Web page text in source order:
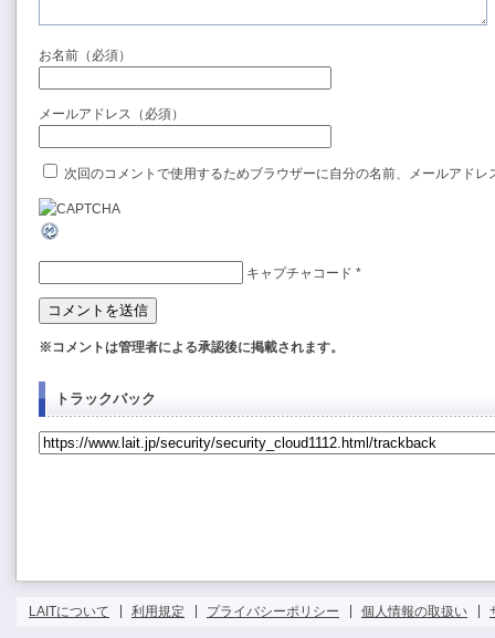
お名前（必須）
メールアドレス（必須）
次回のコメントで使用するためブラウザーに自分の名前、メールアドレ
キャプチャコード *
※コメントは管理者による承認後に掲載されます。
トラックバック
LAITについて 利用規定 プライバシーポリシー 個人情報の取扱い